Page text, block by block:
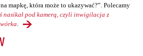
mapkę, która może to ukazywać?”. Polecamy
nasikał pod kamerą, czyli inwigilacja z